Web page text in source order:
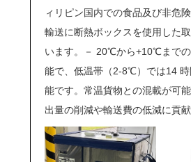
ィリピン国内での食品及び非危
輸送に断熱ボックスを使用した
います。－ 20℃から+10℃まで
能で、低温帯（2-8℃）では14
能です。常温貨物との混載が可
出量の削減や輸送費の低減に貢献